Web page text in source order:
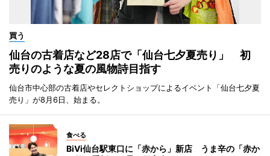
買う
仙台の古着店など28店で「仙台七夕夏売り」 初
売りのような夏の風物詩目指す
仙台市中心部の古着店やセレクトショップによるイベント「仙台七夕夏
売り」が8月6日、始まる。
食べる
BiVi仙台駅東口に「赤から」新店 うま辛の「赤か